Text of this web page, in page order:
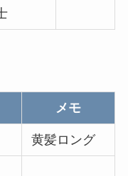
メモ
黄髪ロング